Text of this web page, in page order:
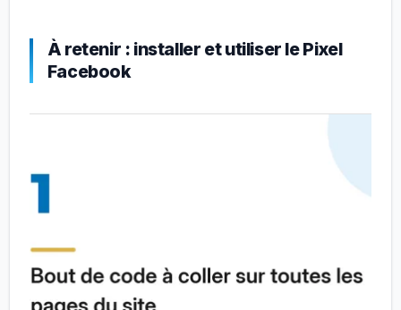
À retenir : installer et utiliser le Pixel
Facebook